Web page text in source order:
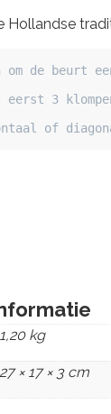
Hollandse
om de beurt
eerst 3
of
1,20 kg
27 × 17 × 3 cm